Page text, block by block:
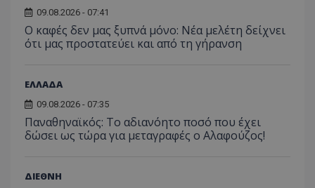
09.08.2026 - 07:41
Ο καφές δεν μας ξυπνά μόνο: Νέα μελέτη δείχνει
ότι μας προστατεύει και από τη γήρανση
ΕΛΛΑΔΑ
09.08.2026 - 07:35
Παναθηναϊκός: Το αδιανόητο ποσό που έχει
δώσει ως τώρα για μεταγραφές ο Αλαφούζος!
ΔΙΕΘΝΗ